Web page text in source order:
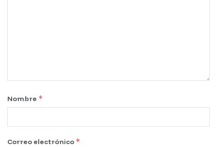
Nombre *
Correo electrónico *